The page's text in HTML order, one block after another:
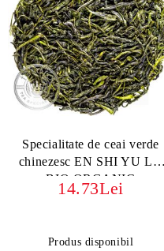
Specialitate de ceai verde
chinezesc EN SHI YU LU
BIO ORGANIC
14.73Lei
Produs disponibil